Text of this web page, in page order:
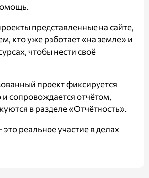
представленные на сайте,
кто уже работает «на земле» и
чтобы нести своё
проект фиксируется
сопровождается отчётом,
в разделе«Отчётность».
реальное участие в делах